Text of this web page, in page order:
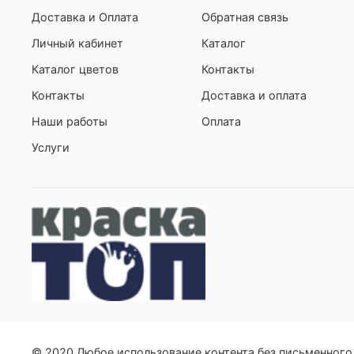
Доставка и Оплата
Личный кабинет
Каталог цветов
Контакты
Наши работы
Услуги
Обратная связь
Каталог
Контакты
Доставка и оплата
Оплата